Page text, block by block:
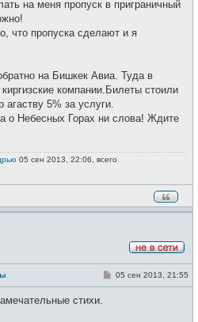
на меня пропуск в приграничный
что пропуска сделают и я
на Бишкек Авиа. Туда в
компании.Билеты стоили
5% за услуги.
о Небесных Горах ни слова! Ждите
05 сен 2013, 22:06, всего
в
с
С05 сен 2013, 21:55
стихи.